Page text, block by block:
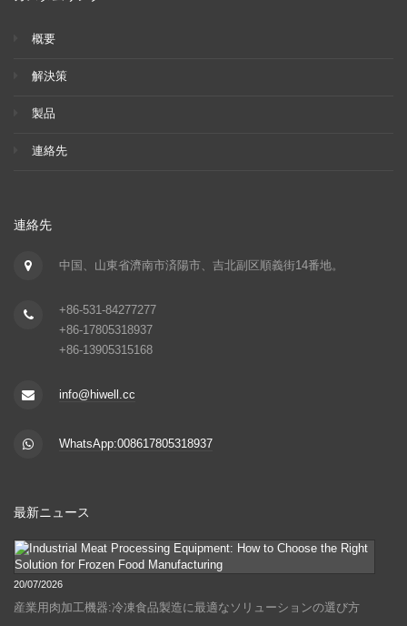
概要
解決策
製品
連絡先
連絡先
中国、山東省濟南市済陽市、吉北副区順義街14番地。
+86-531-84277277
+86-17805318937
+86-13905315168
info@hiwell.cc
WhatsApp:008617805318937
最新ニュース
20/07/2026
産業用肉加工機器:冷凍食品製造に最適なソリューションの選び方